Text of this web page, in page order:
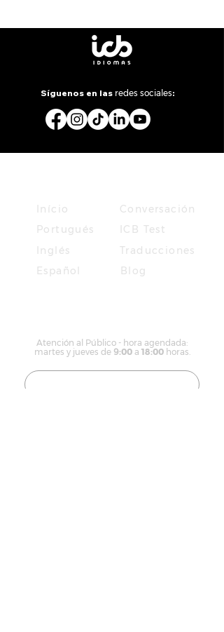
Síguenos en las redes sociales:
Início
Portugués
Español
Inglés
Conversación
ICB Test
Traducciones
Blog
Atención al Público - hora agendada:
martes y jueves de 9:00a 18:00horas.